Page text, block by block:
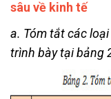
sâu về kinh tế
a. Tóm tắt các
trình bày tại bảng